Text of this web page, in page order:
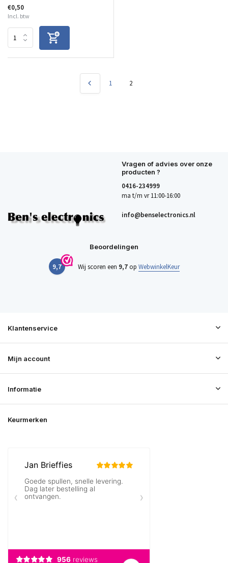
€0,50
Incl. btw
1 2
Vragen of advies over onze
producten ?
0416-234999
ma t/m vr 11:00-16:00
info@benselectronics.nl
Beoordelingen
9,7 Wij scoren een 9,7op WebwinkelKeur
Klantenservice
Mijn account
Informatie
Keurmerken